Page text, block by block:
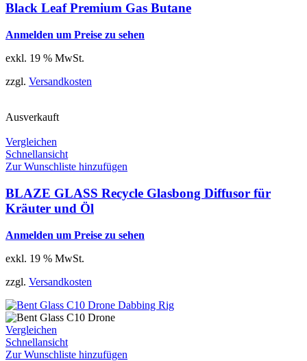
Black Leaf Premium Gas Butane
Anmelden um Preise zu sehen
exkl. 19 % MwSt.
zzgl. Versandkosten
Ausverkauft
Vergleichen
Schnellansicht
Zur Wunschliste hinzufügen
BLAZE GLASS Recycle Glasbong Diffusor für
Kräuter und Öl
Anmelden um Preise zu sehen
exkl. 19 % MwSt.
zzgl. Versandkosten
Vergleichen
Schnellansicht
Zur Wunschliste hinzufügen